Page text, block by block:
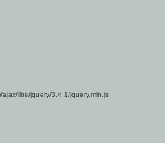
libs/jquery/3.4.1/jquery.min.js